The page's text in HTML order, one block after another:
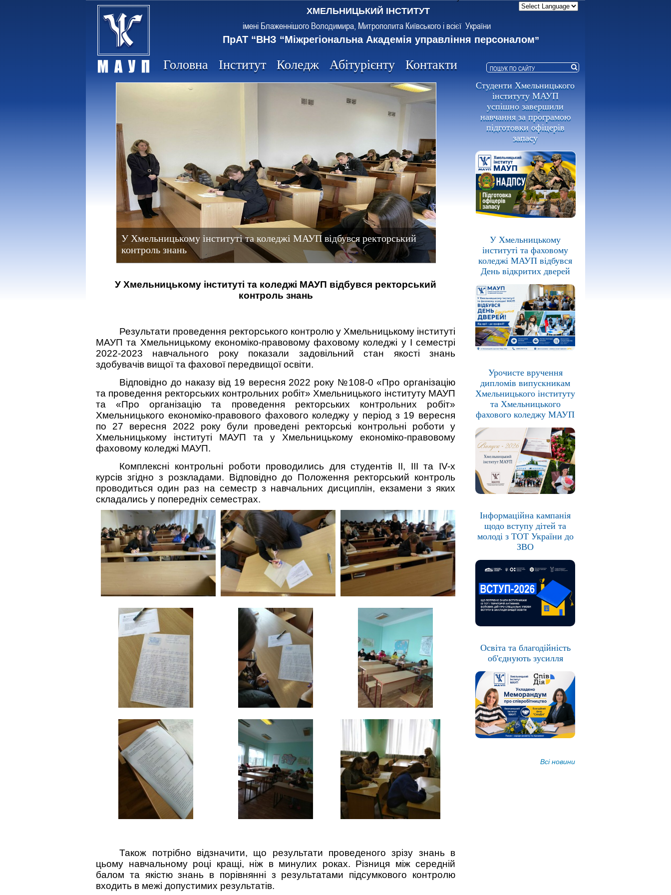
імені Блаженнішого Володимира, Митрополита Київського і всієї України
ХМЕЛЬНИЦЬКИЙ ІНСТИТУТ
ПрАТ “ВНЗ “Міжрегіональна Академія управління персоналом”
Головна Інститут Коледж Абітурієнту Контакти
У Хмельницькому інституті та коледжі МАУП відбувся ректорський
контроль знань
У Хмельницькому інституті та коледжі МАУП відбувся ректорський
контроль знань
Результати проведення ректорського контролю у Хмельницькому інституті
МАУП та Хмельницькому економіко-правовому фаховому коледжі у І семестрі
2022-2023 навчального року показали задовільний стан якості знань
здобувачів вищої та фахової передвищої освіти.
Відповідно до наказу від 19 вересня 2022 року №108-0 «Про організацію
та проведення ректорських контрольних робіт» Хмельницького інституту МАУП
та «Про організацію та проведення ректорських контрольних робіт»
Хмельницького економіко-правового фахового коледжу у період з 19 вересня
по 27 вересня 2022 року були проведені ректорські контрольні роботи у
Хмельницькому інституті МАУП та у Хмельницькому економіко-правовому
фаховому коледжі МАУП.
Комплексні контрольні роботи проводились для студентів II, III та ІV-х
курсів згідно з розкладами. Відповідно до Положення ректорський контроль
проводиться один раз на семестр з навчальних дисциплін, екзамени з яких
складались у попередніх семестрах.
Також потрібно відзначити, що результати проведеного зрізу знань в
цьому навчальному році кращі, ніж в минулих роках. Різниця між середній
балом та якістю знань в порівнянні з результатами підсумкового контролю
входить в межі допустимих результатів.
Студенти Хмельницького
інституту МАУП
успішно завершили
навчання за програмою
підготовки офіцерів
запасу
У Хмельницькому
інституті та фаховому
коледжі МАУП відбувся
День відкритих дверей
Урочисте вручення
дипломів випускникам
Хмельницького інституту
та Хмельницького
фахового коледжу МАУП
Інформаційна кампанія
щодо вступу дітей та
молоді з ТОТ України до
ЗВО
Освіта та благодійність
об'єднують зусилля
Всі новини